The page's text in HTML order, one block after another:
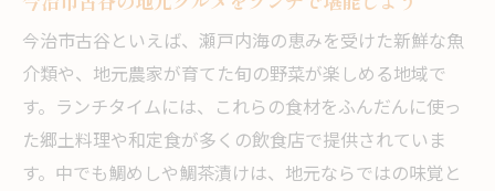
今治市古谷といえば、瀬戸内海の恵みを受けた新鮮な魚
介類や、地元農家が育てた旬の野菜が楽しめる地域で
す。ランチタイムには、これらの食材をふんだんに使っ
た郷土料理や和定食が多くの飲食店で提供されていま
す。中でも鯛めしや鯛茶漬けは、地元ならではの味覚と